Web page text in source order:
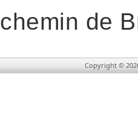
chemin de
Copyright ©